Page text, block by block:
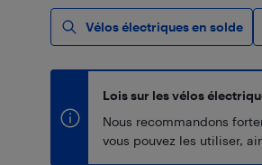
Vélos électriques en solde
Lois sur les vélos
Nous recommandons
vous pouvez les utiliser,